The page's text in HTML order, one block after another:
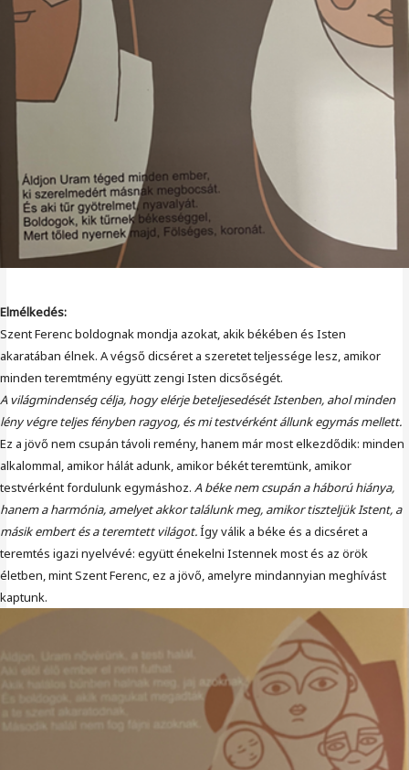
Elmélkedés:
Szent Ferenc boldognak mondja azokat, akik békében és Isten
akaratában élnek. A végső dicséret a szeretet teljessége lesz, amikor
minden teremtmény együtt zengi Isten dicsőségét.
A világmindenség célja, hogy elérje beteljesedését Istenben, ahol minden
lény végre teljes fényben ragyog, és mi testvérként állunk egymás mellett.
Ez a jövő nem csupán távoli remény, hanem már most elkezdődik: minden
alkalommal, amikor hálát adunk, amikor békét teremtünk, amikor
testvérként fordulunk egymáshoz.A béke nem csupán a háború hiánya,
hanem a harmónia, amelyet akkor találunk meg, amikor tiszteljük Istent, a
másik embert és a teremtett világot.Így válik a béke és a dicséret a
teremtés igazi nyelvévé: együtt énekelni Istennek most és az örök
életben, mint Szent Ferenc, ez a jövő, amelyre mindannyian meghívást
kaptunk.